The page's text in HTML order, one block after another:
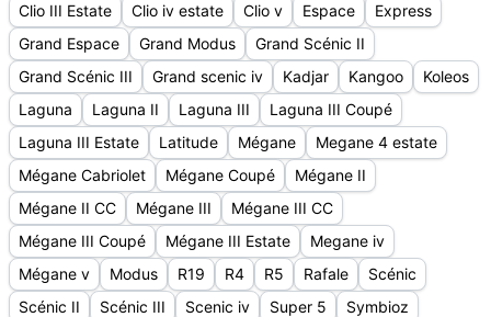
Clio III Estate
Clio iv estate Clio v Espace
Express
Grand Espace
Grand Modus
Grand Scénic II
Grand Scénic III
Grand scenic iv Kadjar Kangoo
Koleos
Laguna
Laguna II Laguna III
Laguna III Coupé
Laguna III Estate
Latitude Mégane
Megane 4 estate
Mégane Cabriolet
Mégane Coupé
Mégane II
Mégane II CC
Mégane III
Mégane III CC
Mégane III Coupé
Mégane III Estate
Megane iv
Mégane v
Modus R19 R4 R5 Rafale
Scénic
Scénic II
Scénic III Scenic iv Super 5
Symbioz